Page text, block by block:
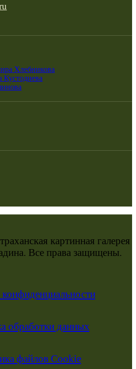
Хлебникова
Кустодиева
картинная галерея
Все права защищены.
обработки данных
файлов Cookie